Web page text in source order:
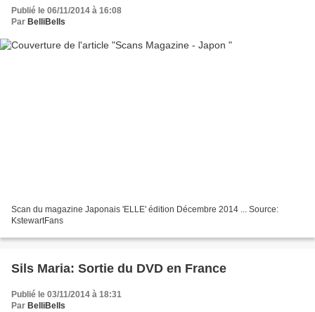
Publié le 06/11/2014 à 16:08
Par BelliBells
Scan du magazine Japonais 'ELLE' édition Décembre 2014 ... Source:
KstewartFans
Sils Maria: Sortie du DVD en France
Publié le 03/11/2014 à 18:31
Par BelliBells